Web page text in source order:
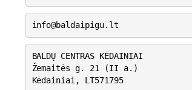
info@baldaipigu.lt
BALDŲ CENTRAS KĖDAINIAI
Žemaitės g. 21 (II a.)
Kėdainiai, LT571795